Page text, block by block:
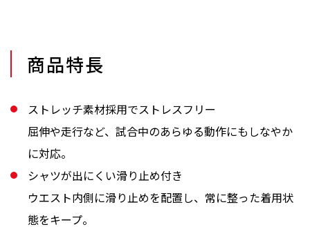
商品特長
ストレッチ素材採用でストレスフリー
屈伸や走行など、試合中のあらゆる動作にもしなやか
に対応。
シャツが出にくい滑り止め付き
ウエスト内側に滑り止めを配置し、常に整った着用状
態をキープ。